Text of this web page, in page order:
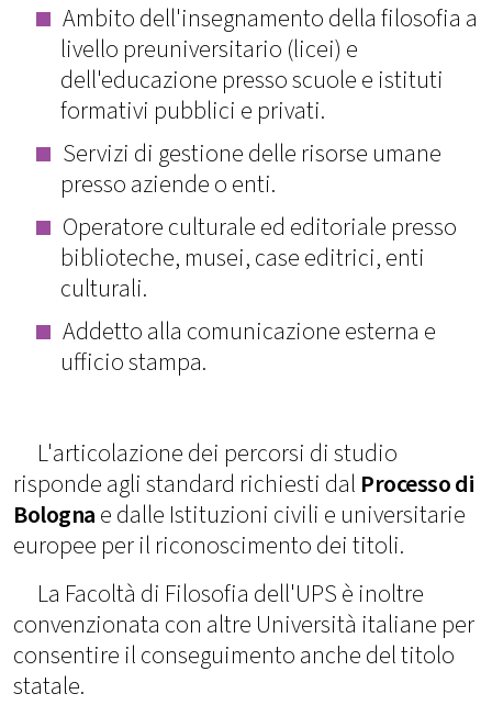
Ambito dell'insegnamento della filosofia a
livello preuniversitario (licei) e
dell'educazione presso scuole e istituti
formativi pubblici e privati.
Servizi di gestione delle risorse umane
presso aziende o enti.
Operatore culturale ed editoriale presso
biblioteche, musei, case editrici, enti
culturali.
Addetto alla comunicazione esterna e
ufficio stampa.
L'articolazione dei percorsi di studio
risponde agli standard richiesti dal Processo di
Bolognae dalle Istituzioni civili e universitarie
europee per il riconoscimento dei titoli.
La Facoltà di Filosofia dell'UPS è inoltre
convenzionata con altre Università italiane per
consentire il conseguimento anche del titolo
statale.